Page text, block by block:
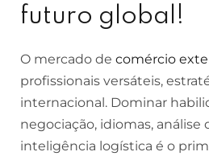
futuro global!
O mercado de comércio
profissionais versáteis,
internacional. Dominar
negociação, idiomas, análise
inteligência logística é o